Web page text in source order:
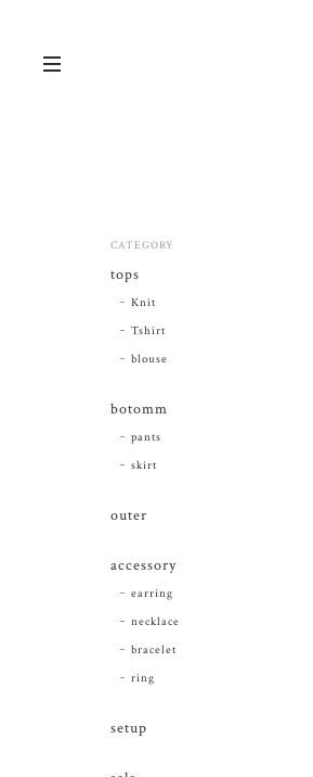
CATEGORY
tops
Knit
Tshirt
blouse
botomm
pants
skirt
outer
accessory
earring
necklace
bracelet
ring
setup